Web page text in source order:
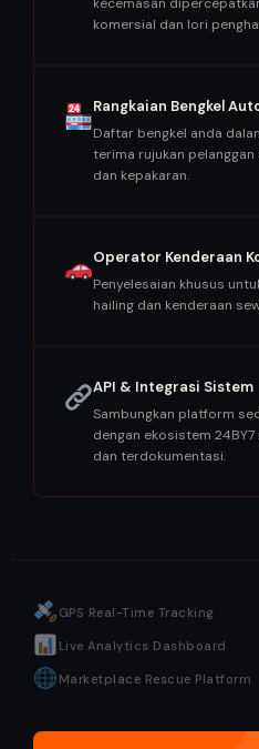
komersial dan lori
Rangkaian Bengkel
Daftar bengkel anda
terima rujukan
dan kepakaran.
Operator Kenderaan
Penyelesaian khusus
hailing dan kenderaan
API & Integrasi Sistem
Sambungkan platform
dengan ekosistem
dan terdokumentasi.
GPS Real-Time Tracking
Live Analytics Dashboard
Marketplace Rescue Platform